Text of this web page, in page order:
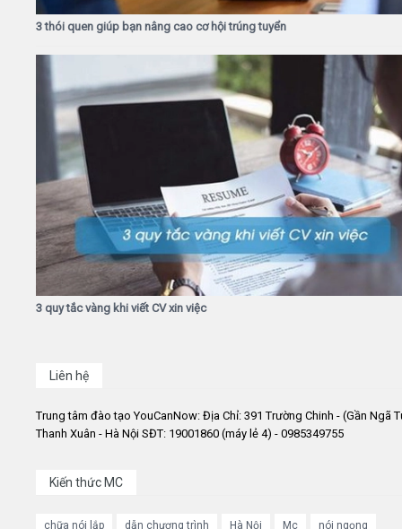
3 thói quen giúp bạn nâng cao cơ hội trúng tuyển
3 quy tắc vàng khi viết CV xin việc
Liên hệ
Trung tâm đào tạo YouCanNow: Địa Chỉ: 391 Trường Chinh - (Gần Ngã
Thanh Xuân - Hà Nội SĐT: 19001860 (máy lẻ 4) - 0985349755
Kiến thức MC
chữa nói lắp dẫn chương trình Hà Nội Mc nói ngọng